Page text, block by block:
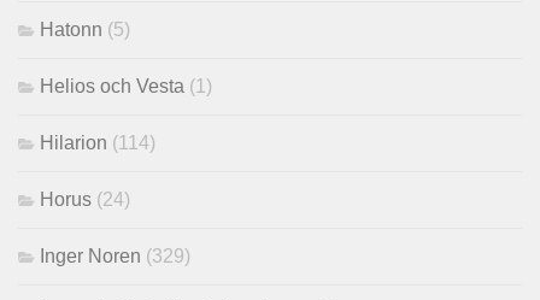
Hatonn (5)
Helios och Vesta (1)
Hilarion (114)
Horus (24)
Inger Noren (329)